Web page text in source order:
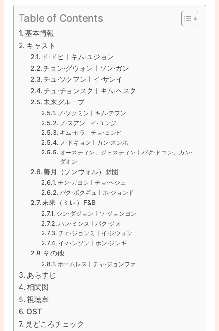
Table of Contents
基本情報
キャスト
ド·ドヒㅣキム·ユジョン
チョン·グウォンㅣソン·ガン
チュ·ソクフンㅣイ·サンイ
チュ·チョンスクㅣキム·ヘスク
未来グループ
ノ·ソクミンㅣキム·テフン
ノ·スアンㅣイ·ユンジ
キム·セラㅣチョ·ヨンヒ
ノ·ドギョンㅣカン·スンホ
オースティン、ジャスティンㅣパク·ドユン、カン·
ダオン
善月（ソンウォル）財団
チン·ガヨンㅣチョ·ヘジュ
パク·ボクギュㅣホ·ジョンド
未来（ミレ）F&B
シン·ダジョンㅣソ·ジョンヨン
ハン·ミンスㅣパク·ジヌ
チェ·ジョンミㅣイ·ジウォン
イ·ハンソンㅣホン·ジンギ
その他
ホームレスㅣチャ·ジョンファ
あらすじ
相関図
視聴率
OST
見どころチェック